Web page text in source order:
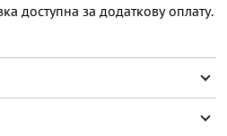
доступна за додаткову оплату.